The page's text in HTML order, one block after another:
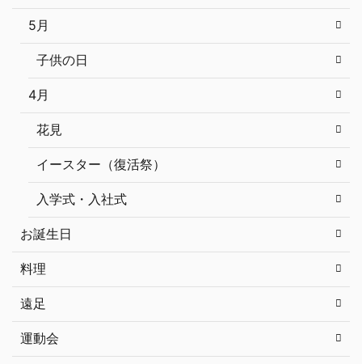
5月
子供の日
4月
花見
イースター（復活祭）
入学式・入社式
お誕生日
料理
遠足
運動会